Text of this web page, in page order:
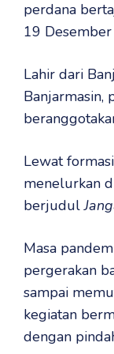
perdana
19
Lahir dari
Banjarmasin,
Lewat
menelurkan
berjudul
Masa
pergerakan
sampai
kegiatan
dengan